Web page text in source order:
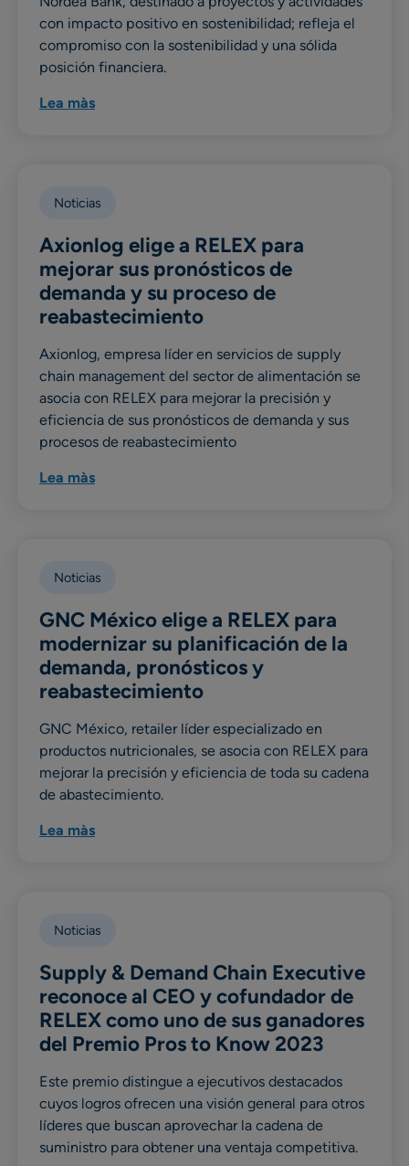
con impacto positivo en sostenibilidad; refleja el
compromiso con la sostenibilidad y una sólida
posición financiera.
Lea màs
Noticias
Axionlog elige a RELEX para
mejorar sus pronósticos de
demanda y su proceso de
reabastecimiento
Axionlog, empresa líder en servicios de supply
chain management del sector de alimentación se
asocia con RELEX para mejorar la precisión y
eficiencia de sus pronósticos de demanda y sus
procesos de reabastecimiento
Lea màs
Noticias
GNC México elige a RELEX para
modernizar su planificación de la
demanda, pronósticos y
reabastecimiento
GNC México, retailer líder especializado en
productos nutricionales, se asocia con RELEX para
mejorar la precisión y eficiencia de toda su cadena
de abastecimiento.
Lea màs
Noticias
Supply & Demand Chain Executive
reconoce al CEO y cofundador de
RELEX como uno de sus ganadores
del Premio Pros to Know 2023
Este premio distingue a ejecutivos destacados
cuyos logros ofrecen una visión general para otros
líderes que buscan aprovechar la cadena de
suministro para obtener una ventaja competitiva.